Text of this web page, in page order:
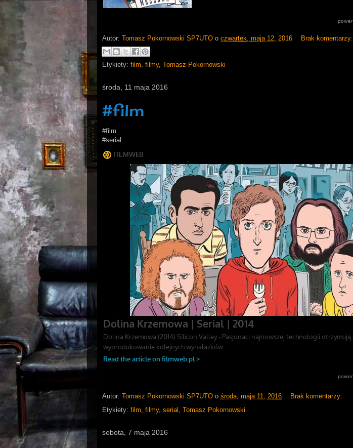
Autor: Tomasz Pokornowski SP7UTO o czwartek, maja 12, 2016 Brak komentarzy:
Etykiety: film, filmy, Tomasz Pokornowski
środa, 11 maja 2016
#film
#film
#serial
Autor: Tomasz Pokornowski SP7UTO o środa, maja 11, 2016
Brak komentarzy:
Etykiety: film, filmy, serial , Tomasz Pokornowski
sobota, 7 maja 2016